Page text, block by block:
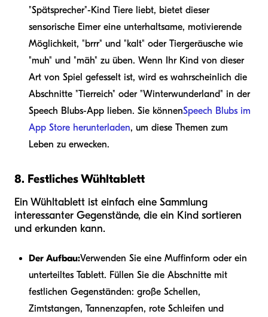
"Spätsprecher"-Kind Tiere liebt, bietet dieser
sensorische Eimer eine unterhaltsame, motivierende
Möglichkeit, "brrr" und "kalt" oder Tiergeräusche wie
"muh" und "mäh" zu üben. Wenn Ihr Kind von dieser
Art von Spiel gefesselt ist, wird es wahrscheinlich die
Abschnitte "Tierreich" oder "Winterwunderland" in der
Speech Blubs-App lieben. Sie könnenSpeech Blubs im
App Store herunterladen, um diese Themen zum
Leben zu erwecken.
8. Festliches Wühltablett
Ein Wühltablett ist einfach eine Sammlung
interessanter Gegenstände, die ein Kind sortieren
und erkunden kann.
Der Aufbau:Verwenden Sie eine Muffinform oder ein
unterteiltes Tablett. Füllen Sie die Abschnitte mit
festlichen Gegenständen: große Schellen,
Zimtstangen, Tannenzapfen, rote Schleifen und